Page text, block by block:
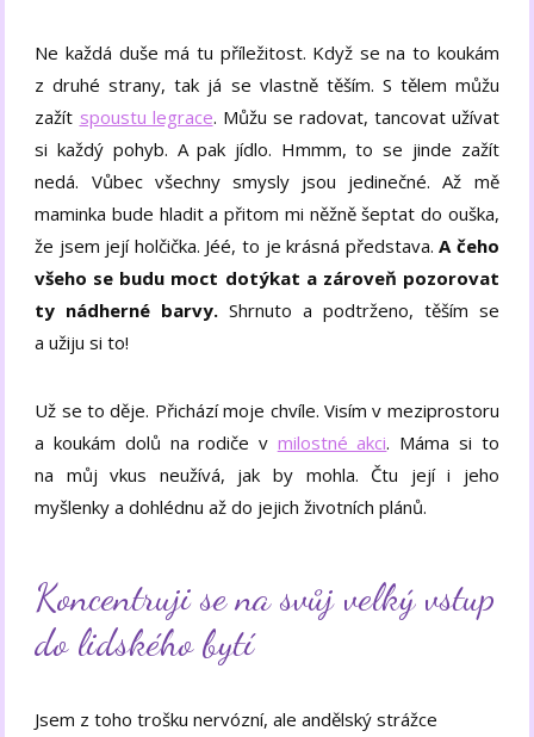
Ne každá duše má tu příležitost. Když se na to koukám
z druhé strany, tak já se vlastně těším. S tělem můžu
zažít spoustu legrace. Můžu se radovat, tancovat užívat
si každý pohyb. A pak jídlo. Hmmm, to se jinde zažít
nedá. Vůbec všechny smysly jsou jedinečné. Až mě
maminka bude hladit a přitom mi něžně šeptat do ouška,
že jsem její holčička. Jéé, to je krásná představa.A čeho
všeho se budu moct dotýkat a zároveň pozorovat
ty nádherné barvy. Shrnuto a podtrženo, těším se
a užiju si to!
Už se to děje. Přichází moje chvíle. Visím v meziprostoru
a koukám dolů na rodiče v milostné akci. Máma si to
na můj vkus neužívá, jak by mohla. Čtu její i jeho
myšlenky a dohlédnu až do jejich životních plánů.
Koncentruji se na svůj velký vstup
do lidského bytí
Jsem z toho trošku nervózní, ale andělský strážce